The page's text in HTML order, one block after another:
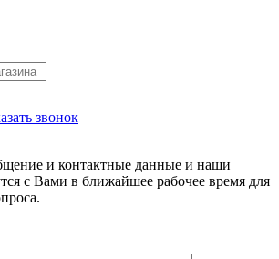
звонок
и контактные данные и наши
с Вами в ближайшее рабочее время для